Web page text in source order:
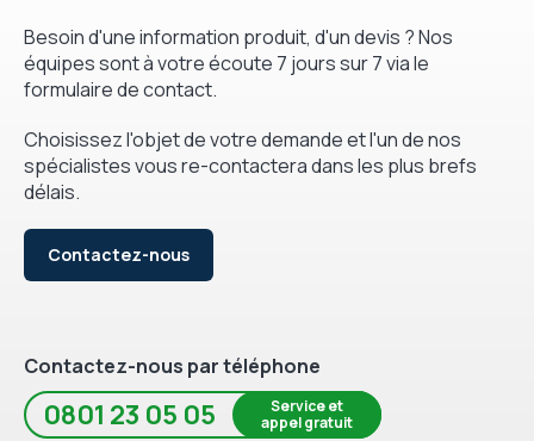
Besoin d'une information produit, d'un devis ? Nos
équipes sont à votre écoute 7 jours sur 7 via le
formulaire de contact.
Choisissez l'objet de votre demande et l'un de nos
spécialistes vous re-contactera dans les plus brefs
délais.
Contactez-nous
Contactez-nous par téléphone
0801 23 05 05
Service et
appel gratuit